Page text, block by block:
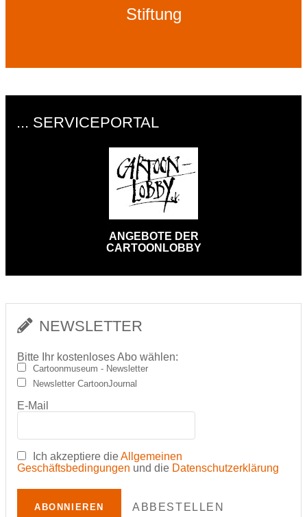
Stiftung
... SERVICEPORTAL
ANGEBOTE DER
CARTOONLOBBY
NEWSLETTER
Bitte Ihr kostenloses Abo wählen:
Cartoonmuseum - Newsletter
Newsletter CartoonJournal
E-Mail
Ich akzeptiere dieAllgemeinen
Geschäftsbedingungen und die Datenschutzerklärung
ABONNIEREN ABBESTELLEN